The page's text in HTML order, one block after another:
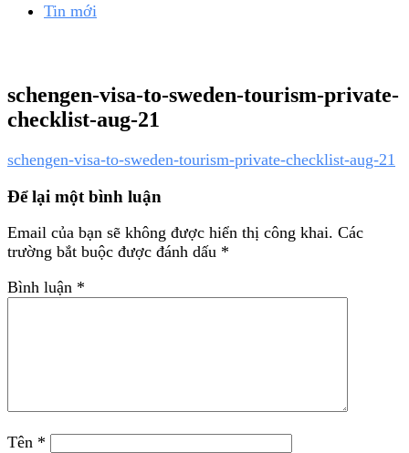
Tin mới
schengen-visa-to-sweden-tourism-private-
checklist-aug-21
schengen-visa-to-sweden-tourism-private-checklist-aug-21
Để lại một bình luận
Email của bạn sẽ không được hiển thị công khai. Các
trường bắt buộc được đánh dấu *
Bình luận *
Tên *